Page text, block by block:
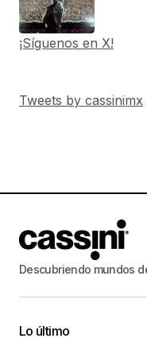
¡Síguenos en X!
Tweets by cassinimx
Descubriendo mundos
Lo último